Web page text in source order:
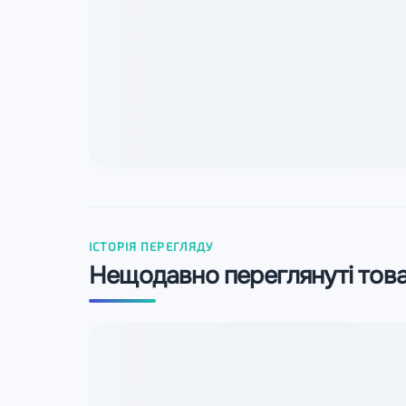
ІСТОРІЯ ПЕРЕГЛЯДУ
Нещодавно переглянуті